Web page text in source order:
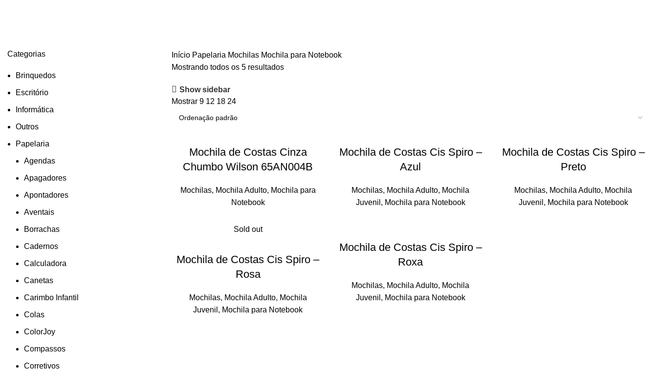
Categorias
Brinquedos
Escritório
Informática
Outros
Papelaria
Agendas
Apagadores
Apontadores
Aventais
Borrachas
Cadernos
Calculadora
Canetas
Carimbo Infantil
Colas
ColorJoy
Compassos
Corretivos
Início Papelaria Mochilas Mochila para Notebook
Mostrando todos os 5 resultados
Show sidebar
Mostrar 9 12 18 24
Mochila de Costas Cinza
Chumbo Wilson 65AN004B
Mochilas, Mochila Adulto, Mochila para
Notebook
Mochila de Costas Cis Spiro –
Azul
Mochilas, Mochila Adulto, Mochila
Juvenil , Mochila para Notebook
Mochila de Costas Cis Spiro –
Preto
Mochilas, Mochila Adulto, Mochila
Juvenil , Mochila para Notebook
Sold out
Mochila de Costas Cis Spiro –
Rosa
Mochilas, Mochila Adulto, Mochila
Juvenil , Mochila para Notebook
Mochila de Costas Cis Spiro –
Roxa
Mochilas, Mochila Adulto, Mochila
Juvenil , Mochila para Notebook